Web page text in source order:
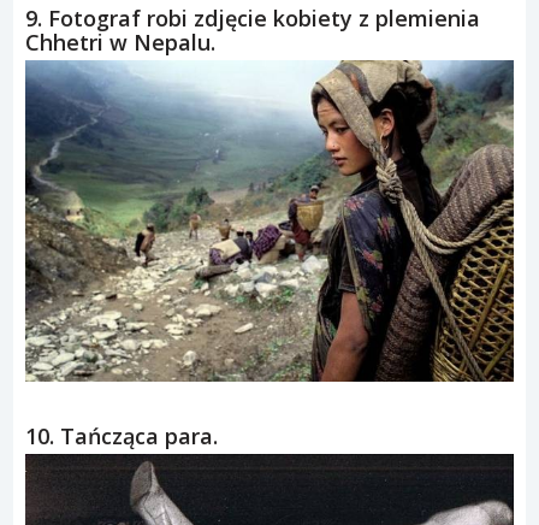
9. Fotograf robi zdjęcie kobiety z plemienia
Chhetri w Nepalu.
10. Tańcząca para.